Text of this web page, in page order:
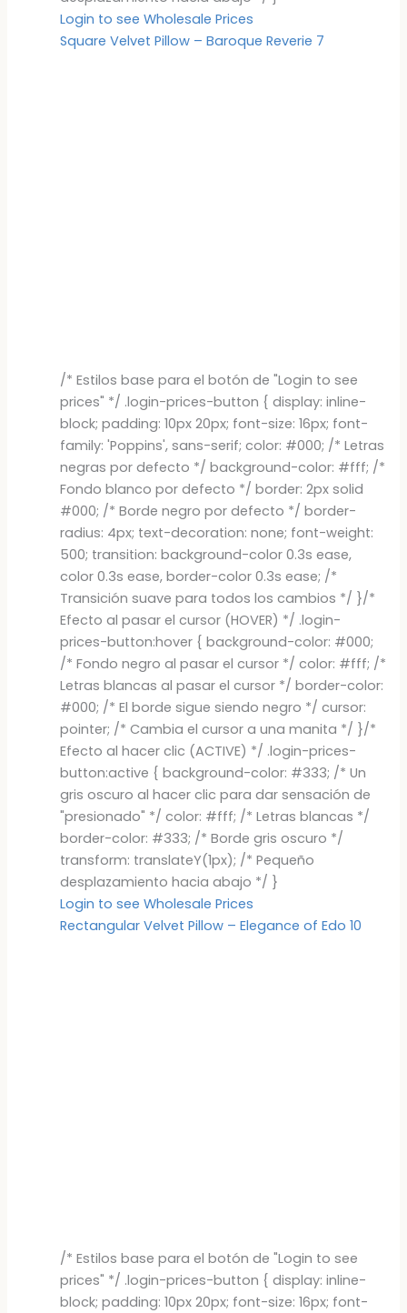
Login to see Wholesale Prices
Square Velvet Pillow – Baroque Reverie 7
/* Estilos base para el botón de "Login to see
prices" */ .login-prices-button { display: inline-
block; padding: 10px 20px; font-size: 16px; font-
family: 'Poppins', sans-serif; color: #000; /* Letras
negras por defecto */ background-color: #fff; /*
Fondo blanco por defecto */ border: 2px solid
#000; /* Borde negro por defecto */ border-
radius: 4px; text-decoration: none; font-weight:
500; transition: background-color 0.3s ease,
color 0.3s ease, border-color 0.3s ease; /*
Transición suave para todos los cambios */ }/*
Efecto al pasar el cursor (HOVER) */ .login-
prices-button:hover { background-color: #000;
/* Fondo negro al pasar el cursor */ color: #fff; /*
Letras blancas al pasar el cursor */ border-color:
#000; /* El borde sigue siendo negro */ cursor:
pointer; /* Cambia el cursor a una manita */ }/*
Efecto al hacer clic (ACTIVE) */ .login-prices-
button:active { background-color: #333; /* Un
gris oscuro al hacer clic para dar sensación de
"presionado" */ color: #fff; /* Letras blancas */
border-color: #333; /* Borde gris oscuro */
transform: translateY(1px); /* Pequeño
desplazamiento hacia abajo */ }
Login to see Wholesale Prices
Rectangular Velvet Pillow – Elegance of Edo 10
/* Estilos base para el botón de "Login to see
prices" */ .login-prices-button { display: inline-
block; padding: 10px 20px; font-size: 16px; font-